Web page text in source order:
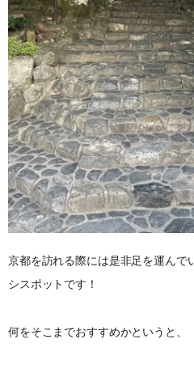
京都を訪れる際には是非足を運んで
シスポットです！
何をそこまでおすすめかというと、